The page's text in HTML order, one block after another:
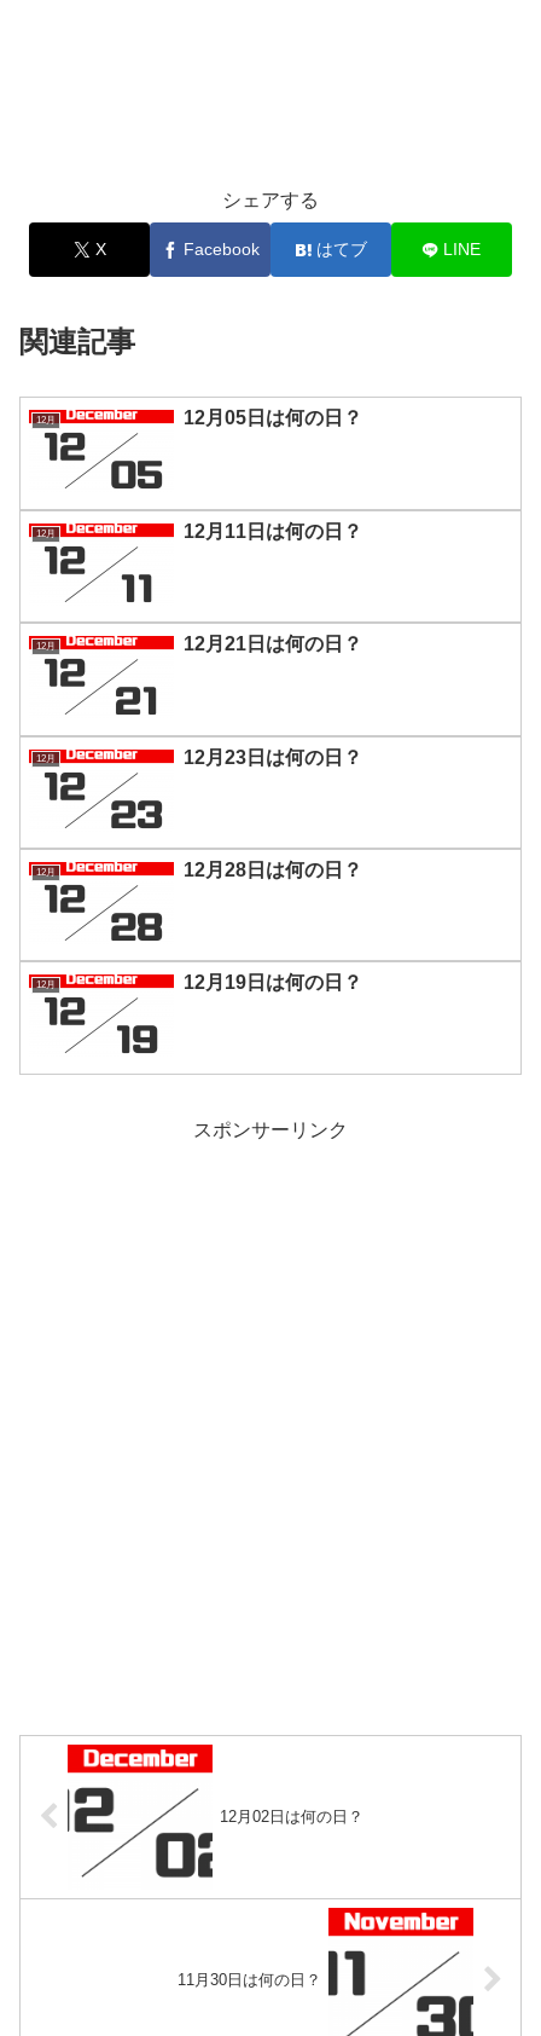
シェアする
X Facebook はてブ LINE
関連記事
12月 12月05日は何の日？
12月 12月11日は何の日？
12月 12月21日は何の日？
12月 12月23日は何の日？
12月 12月28日は何の日？
12月 12月19日は何の日？
スポンサーリンク
12月02日は何の日？
11月30日は何の日？